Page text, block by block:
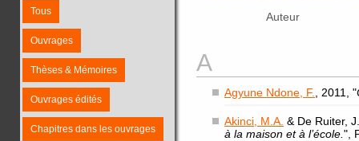
Tous
Ouvrages
Thèses & Mémoires
Ouvrages édités
Chapitres dans les ouvrages
Auteur
A
Agyune Ndone, F. , 2011, "
Akinci, M.A. & De Ruiter,
à la maison et à l’école. ",